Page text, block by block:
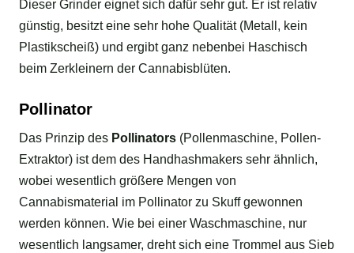
Dieser Grinder eignet sich dafür sehr gut. Er ist relativ
günstig, besitzt eine sehr hohe Qualität (Metall, kein
Plastikscheiß) und ergibt ganz nebenbei Haschisch
beim Zerkleinern der Cannabisblüten.
Pollinator
Das Prinzip des Pollinators (Pollenmaschine, Pollen-
Extraktor) ist dem des Handhashmakers sehr ähnlich,
wobei wesentlich größere Mengen von
Cannabismaterial im Pollinator zu Skuff gewonnen
werden können. Wie bei einer Waschmaschine, nur
wesentlich langsamer, dreht sich eine Trommel aus Sieb